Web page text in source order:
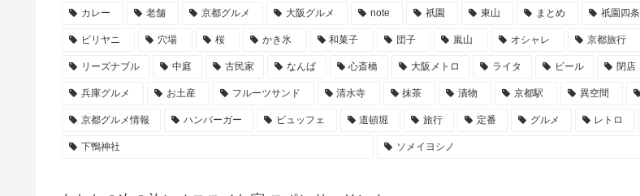
カレー 老舗 京都グルメ 大阪グルメ note 祇園 東山 まとめ 祇園四条
ビリヤニ 穴場 桜 かき氷 和菓子 団子 嵐山 オシャレ 京都旅行
リーズナブル 中庭 古民家 なんば 心斎橋 大阪メトロ ライタ ビール 閉店
兵庫グルメ お土産 フルーツサンド 清水寺 抹茶 漬物 京都駅 異空間
京都グルメ情報 ハンバーガー ビュッフェ 道頓堀 旅行 定番 グルメ レトロ
下鴨神社 ソメイヨシノ